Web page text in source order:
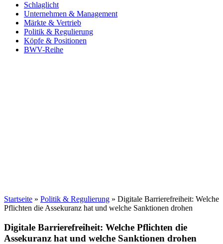
Schlaglicht
Unternehmen & Management
Märkte & Vertrieb
Politik & Regulierung
Köpfe & Positionen
BWV-Reihe
Startseite » Politik & Regulierung » Digitale Barrierefreiheit: Welche
Pflichten die Assekuranz hat und welche Sanktionen drohen
Digitale Barrierefreiheit: Welche Pflichten die
Assekuranz hat und welche Sanktionen drohen